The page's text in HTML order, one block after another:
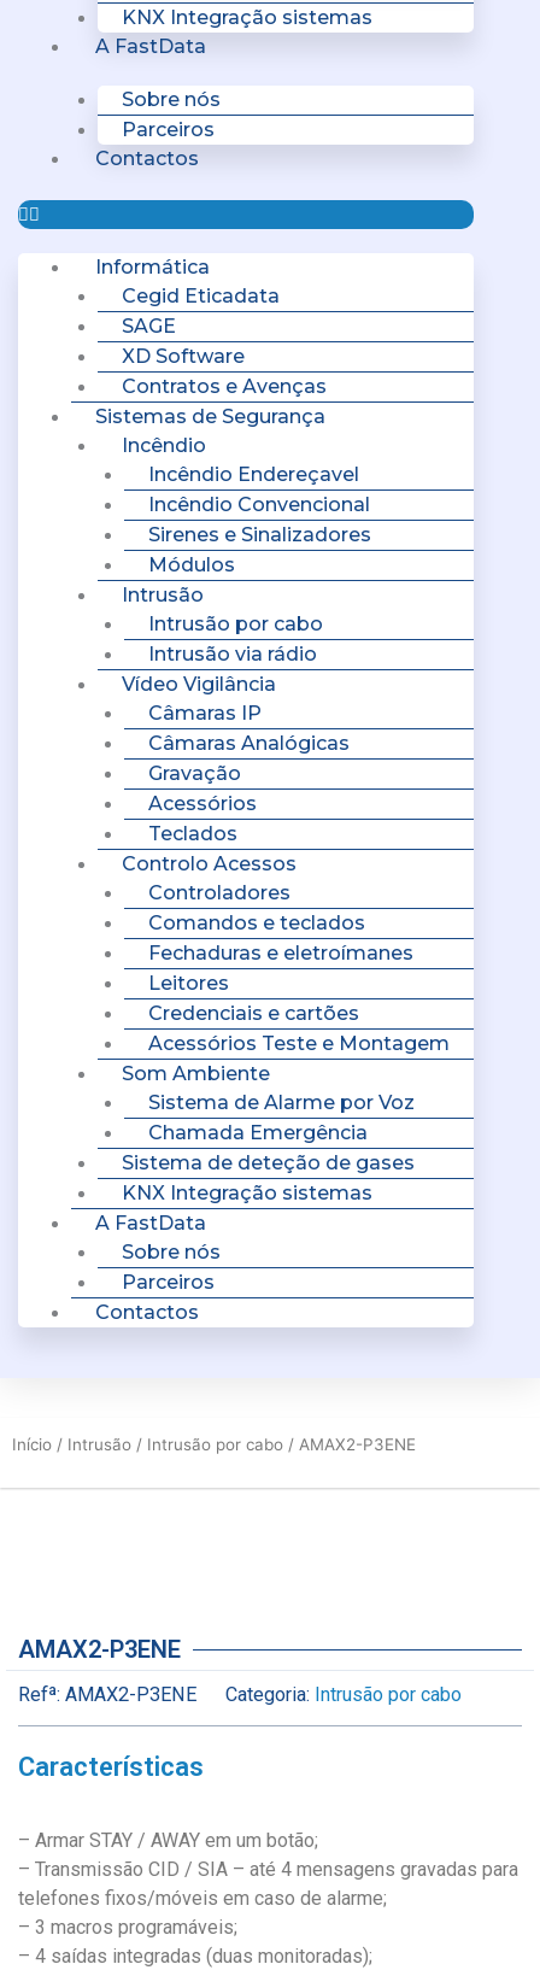
KNX Integração sistemas
A FastData
Sobre nós
Parceiros
Contactos
Informática
Cegid Eticadata
SAGE
XD Software
Contratos e Avenças
Sistemas de Segurança
Incêndio
Incêndio Endereçavel
Incêndio Convencional
Sirenes e Sinalizadores
Módulos
Intrusão
Intrusão por cabo
Intrusão via rádio
Vídeo Vigilância
Câmaras IP
Câmaras Analógicas
Gravação
Acessórios
Teclados
Controlo Acessos
Controladores
Comandos e teclados
Fechaduras e eletroímanes
Leitores
Credenciais e cartões
Acessórios Teste e Montagem
Som Ambiente
Sistema de Alarme por Voz
Chamada Emergência
Sistema de deteção de gases
KNX Integração sistemas
A FastData
Sobre nós
Parceiros
Contactos
Início / Intrusão / Intrusão por cabo / AMAX2-P3ENE
AMAX2-P3ENE
Refª: AMAX2-P3ENE Categoria: Intrusão por cabo
Características
– Armar STAY / AWAY em um botão;
– Transmissão CID / SIA – até 4 mensagens gravadas para
telefones fixos/móveis em caso de alarme;
– 3 macros programáveis;
– 4 saídas integradas (duas monitoradas);